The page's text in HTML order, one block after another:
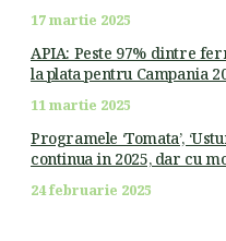
17 martie 2025
APIA: Peste 97% dintre
la plata pentru Campania
11 martie 2025
Programele ‘Tomata’,
continua in 2025, dar cu
24 februarie 2025